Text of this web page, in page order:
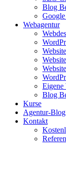
Blog
Webagentur
Eigene
Blog
Kurse
Agentur-Blog
Kontakt